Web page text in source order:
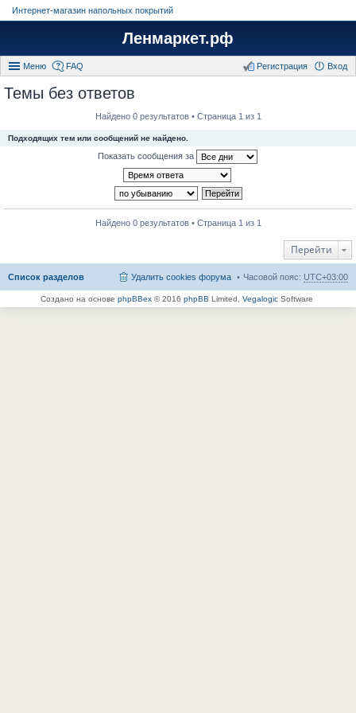
Интернет-магазин напольных покрытий
Ленмаркет.рф
Меню FAQ Вход
Регистрация
Темы без ответов
Найдено 0 результатов • Страница 1 из 1
Подходящих тем или сообщений не найдено.
Показать сообщения за
Найдено 0 результатов • Страница 1 из 1
Перейти
Список разделов Часовой пояс: UTC+03:00
Удалить cookies форума
Создано на основе phpBBex© 2016 phpBB Limited, VegalogicSoftware